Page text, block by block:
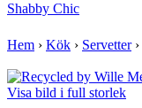
Shabby Chic
Hem › Kök › Servetter›
Visa bild i full storlek